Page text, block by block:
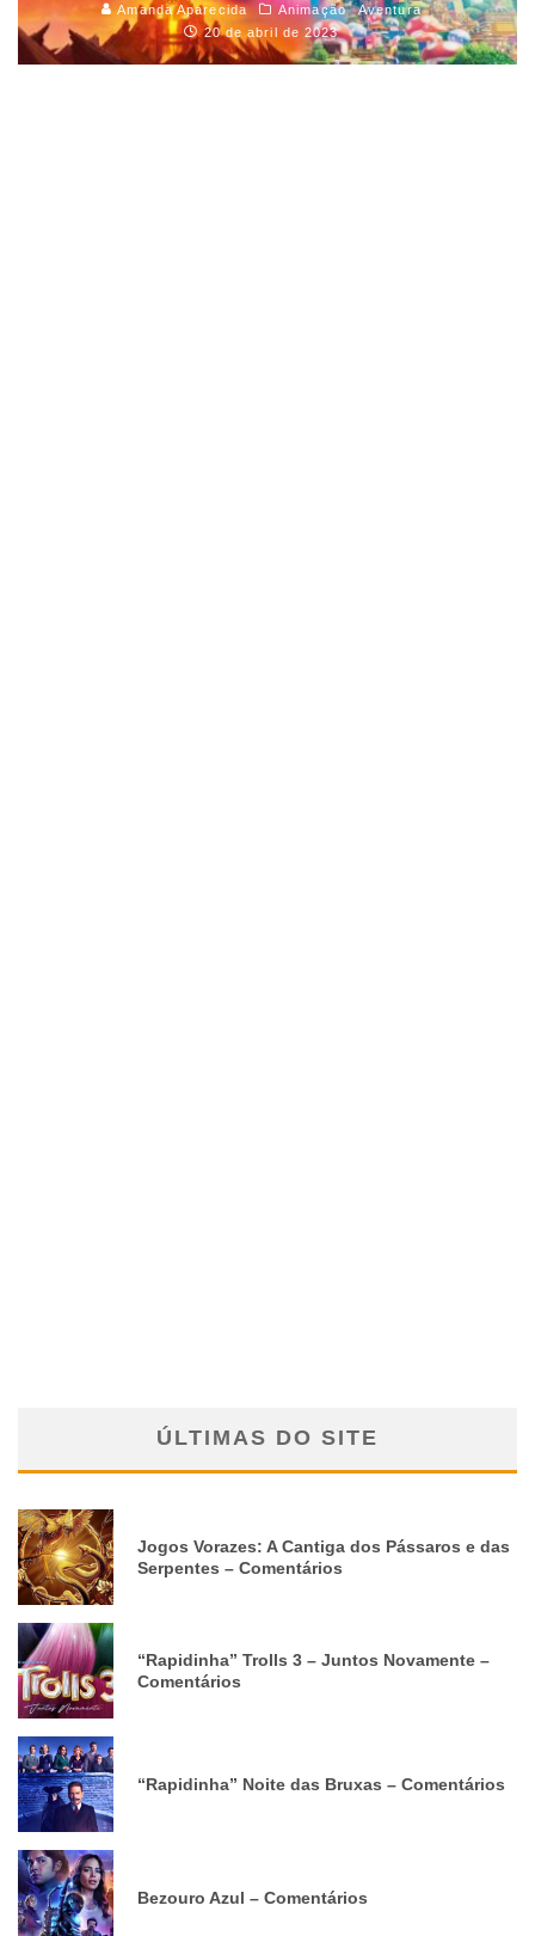
Amanda Aparecida Animação
Aventura
20 de abril de 2023
ÚLTIMAS DO SITE
Jogos Vorazes: A Cantiga dos Pássaros e das
Serpentes – Comentários
“Rapidinha” Trolls 3 – Juntos Novamente –
Comentários
“Rapidinha” Noite das Bruxas – Comentários
Bezouro Azul – Comentários